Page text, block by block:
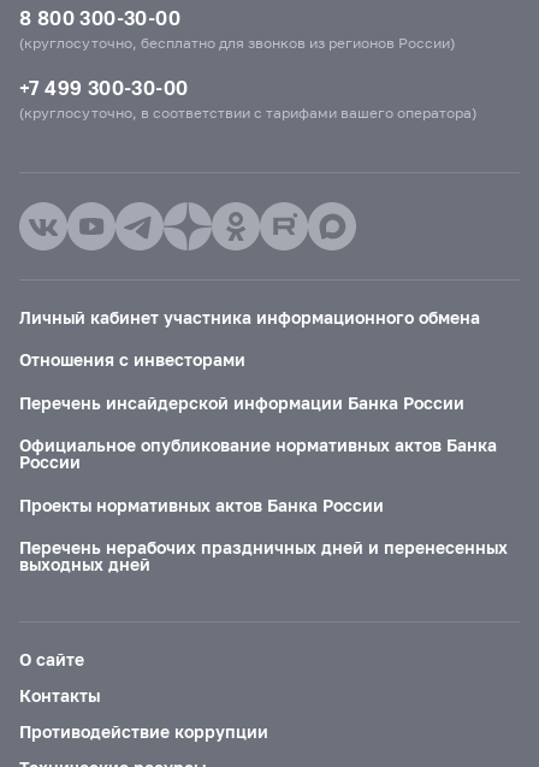
8 800 300-30-00
(круглосуточно, бесплатно для звонков из регионов России)
+7 499 300-30-00
(круглосуточно, в соответствии с тарифами вашего оператора)
Личный кабинет участника информационного обмена
Отношения с инвесторами
Перечень инсайдерской информации Банка России
Официальное опубликование нормативных актов Банка
России
Проекты нормативных актов Банка России
Перечень нерабочих праздничных дней и перенесенных
выходных дней
О сайте
Контакты
Противодействие коррупции